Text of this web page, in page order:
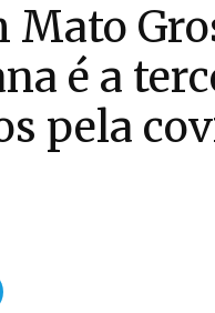
Mato
é a
pela